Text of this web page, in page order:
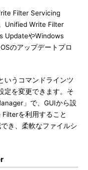
Filter Servicing
Unified Write Filter
UpdateやWindows
のアップデートプロ
うコマンドラインツ
定を変更できます。そ
」で、GUIから設
を利用すること
き、柔軟なファイルシ